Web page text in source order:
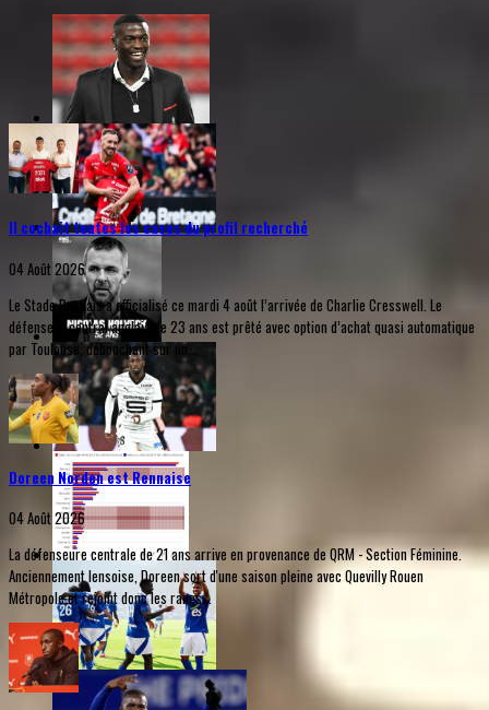
Il cochait toutes les cases du profil recherché
04 Août 2026
Le Stade Rennais a officialisé ce mardi 4 août l’arrivée de Charlie Cresswell. Le
défenseur central anglais de 23 ans est prêté avec option d’achat quasi automatique
par Toulouse, débouchant sur un...
Doreen Norden est Rennaise
04 Août 2026
La défenseure centrale de 21 ans arrive en provenance de QRM - Section Féminine.
Anciennement lensoise, Doreen sort d'une saison pleine avec Quevilly Rouen
Métropole et rejoint donc les rangs...